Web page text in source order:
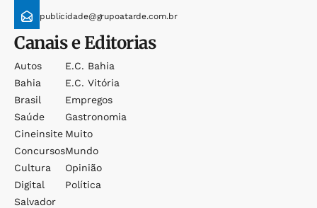
publicidade@grupoatarde.com.br
Canais e Editorias
Autos
Bahia
Brasil
Saúde
Cineinsite
Concursos
Cultura
Digital
Salvador
E.c. Bahia
E.c. Vitória
Empregos
Gastronomia
Muito
Mundo
Opinião
Política